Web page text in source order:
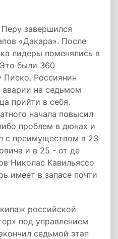
завершился
«Дакара». После
лидеры поменялись в
были 360
Писко. Россиянин
аварии на седьмом
прийти в себя.
начала повысил
проблем в дюнах и
с преимуществом в 23
и в 25 - от де
Николас Кавильяссо
имеет в запасе почти
российской
под управлением
седьмой этап